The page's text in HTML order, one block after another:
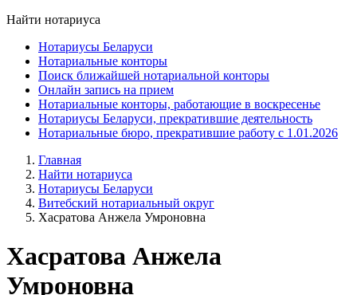
Найти нотариуса
Нотариусы Беларуси
Нотариальные конторы
Поиск ближайшей нотариальной конторы
Онлайн запись на прием
Нотариальные конторы, работающие в воскресенье
Нотариусы Беларуси, прекратившие деятельность
Нотариальные бюро, прекратившие работу с 1.01.2026
Главная
Найти нотариуса
Нотариусы Беларуси
Витебский нотариальный округ
Хасратова Анжела Умроновна
Хасратова Анжела
Умроновна